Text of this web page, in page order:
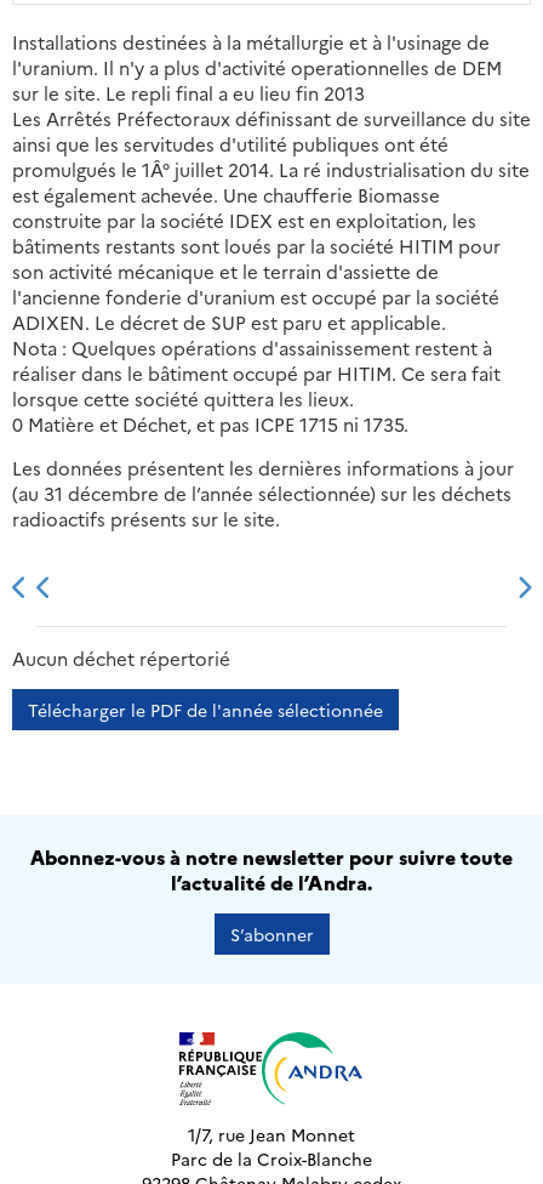
Installations destinées à la métallurgie et à l'usinage de
l'uranium. Il n'y a plus d'activité operationnelles de DEM
sur le site. Le repli final a eu lieu fin 2013
Les Arrêtés Préfectoraux définissant de surveillance du site
ainsi que les servitudes d'utilité publiques ont été
promulgués le 1Â° juillet 2014. La ré industrialisation du site
est également achevée. Une chaufferie Biomasse
construite par la société IDEX est en exploitation, les
bâtiments restants sont loués par la société HITIM pour
son activité mécanique et le terrain d'assiette de
l'ancienne fonderie d'uranium est occupé par la société
ADIXEN. Le décret de SUP est paru et applicable.
Nota : Quelques opérations d'assainissement restent à
réaliser dans le bâtiment occupé par HITIM. Ce sera fait
lorsque cette société quittera les lieux.
0 Matière et Déchet, et pas ICPE 1715 ni 1735.
Les données présentent les dernières informations à jour
(au 31 décembre de l’année sélectionnée) sur les déchets
radioactifs présents sur le site.
2013 2014
Aucun déchet répertorié
Télécharger le PDF de l'année sélectionnée
Abonnez-vous à notre newsletter pour suivre toute
l’actualité de l’Andra.
S’abonner
1/7, rue Jean Monnet
Parc de la Croix-Blanche